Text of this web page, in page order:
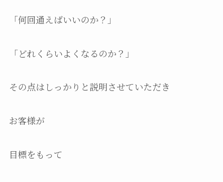
「何回通えばいいのか？」
「どれくらいよくなるのか？」
その点はしっかりと説明させていただき
お客様が
目標をもって